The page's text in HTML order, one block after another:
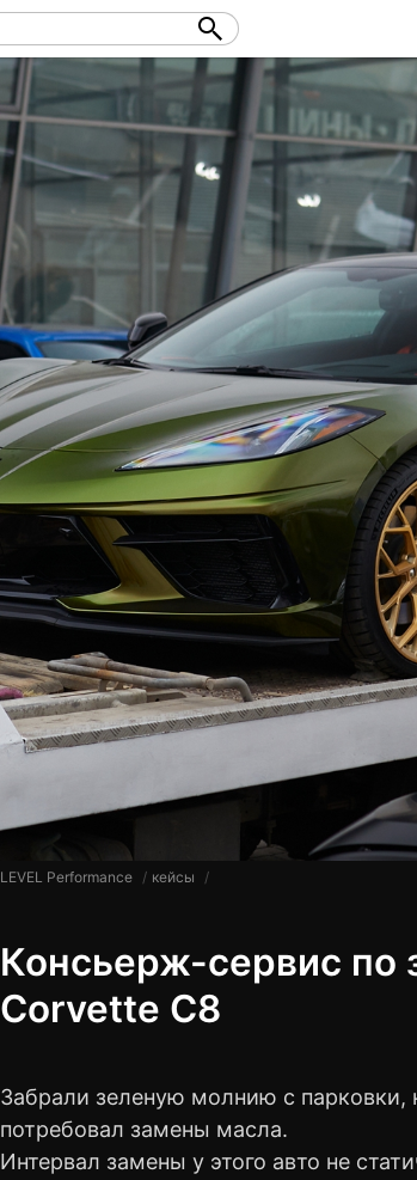
LEVEL Performance кейсы
Консьерж-сервис по
​​Corvette C8​
Забрали зеленую молнию с парковки,
потребовал замены масла.
Интервал замены у этого авто не